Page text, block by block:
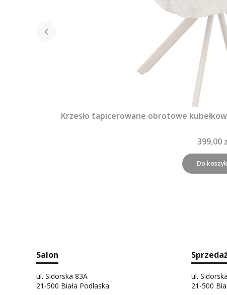
Krzesło tapicerowane obrotowe
399,00
Do
Salon
ul. Sidorska 83A
21-500 Biała Podlaska
ul.
21-500